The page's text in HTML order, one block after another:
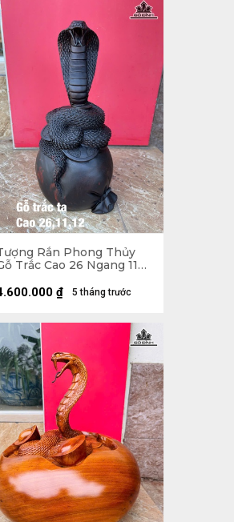
Rắn Phong Thủy
Trắc Cao 26 Ngang 11
5 tháng trước
₫